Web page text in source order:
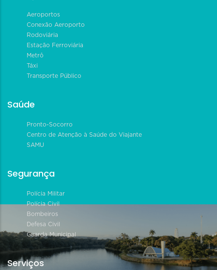
Aeroportos
Conexão Aeroporto
Rodoviária
Estação Ferroviária
Metrô
Táxi
Transporte Público
Saúde
Pronto-Socorro
Centro de Atenção à Saúde do Viajante
SAMU
Segurança
Polícia Militar
Polícia Civil
Bombeiros
Defesa Civil
Guarda Municipal
Serviços